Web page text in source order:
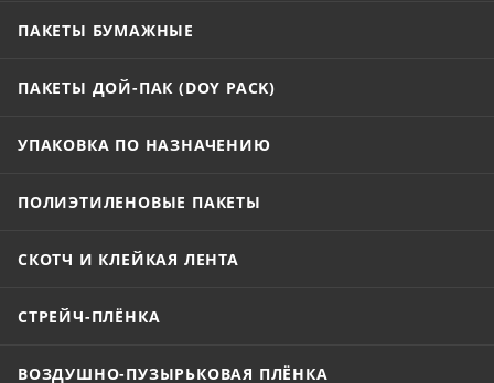
ПАКЕТЫ БУМАЖНЫЕ
ПАКЕТЫ ДОЙ-ПАК (DOY PACK)
УПАКОВКА ПО НАЗНАЧЕНИЮ
ПОЛИЭТИЛЕНОВЫЕ ПАКЕТЫ
СКОТЧ И КЛЕЙКАЯ ЛЕНТА
СТРЕЙЧ-ПЛЁНКА
ВОЗДУШНО-ПУЗЫРЬКОВАЯ ПЛЁНКА